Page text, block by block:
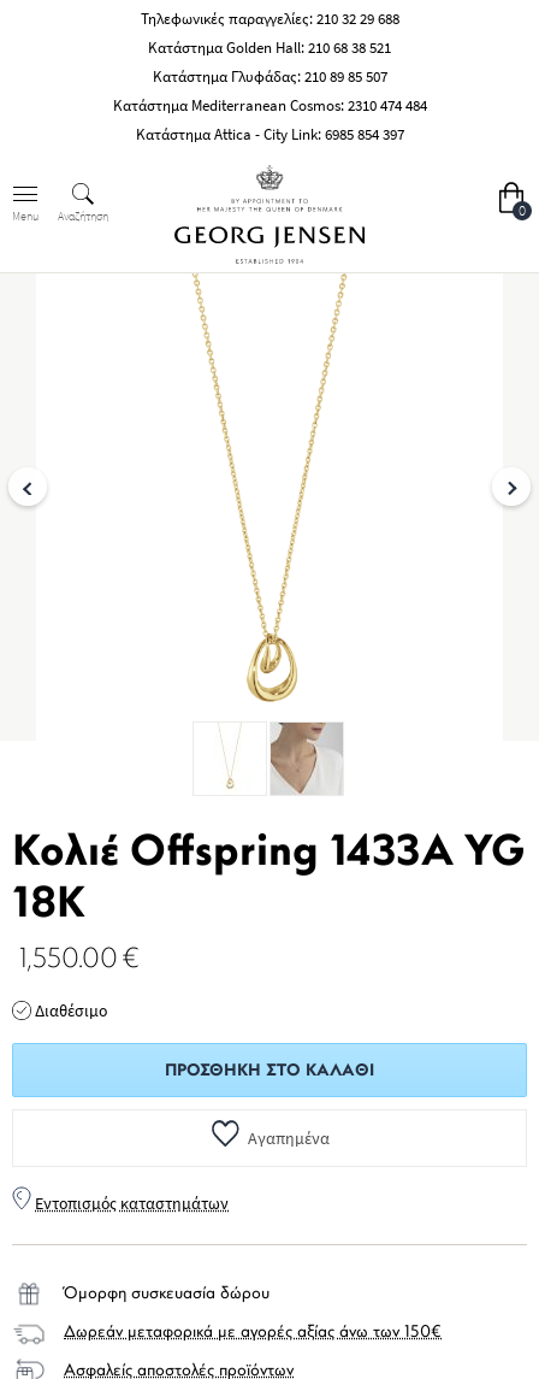
Τηλεφωνικές παραγγελίες:210 32 29 688
Κατάστημα Golden Hall:210 68 38 521
Κατάστημα Γλυφάδας:210 89 85 507
Κατάστημα Mediterranean Cosmos:2310 474 484
Κατάστημα Attica - City Link:6985 854 397
Menu Αναζήτηση 0
Κολιέ Offspring 1433Α YG
18K
1,550.00 €
Διαθέσιμο
ΠΡΟΣΘΉΚΗ ΣΤΟ ΚΑΛΆΘΙ
Αγαπημένα
Εντοπισμός καταστημάτων
Όμορφη συσκευασία δώρου
Δωρεάν μεταφορικά με αγορές αξίας άνω των 150€
Ασφαλείς αποστολές προϊόντων